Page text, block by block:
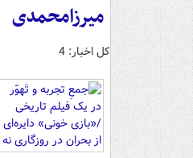
میرزامحمدی
کل اخبار: 4